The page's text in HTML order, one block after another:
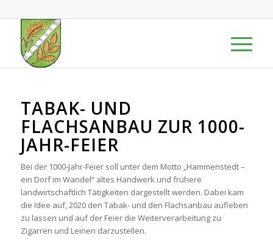
TABAK- UND
FLACHSANBAU ZUR 1000-
JAHR-FEIER
Bei der 1000-Jahr-Feier soll unter dem Motto „Hammenstedt –
ein Dorf im Wandel“ altes Handwerk und frühere
landwirtschaftlich Tätigkeiten dargestellt werden. Dabei kam
die Idee auf, 2020 den Tabak- und den Flachsanbau aufleben
zu lassen und auf der Feier die Weiterverarbeitung zu
Zigarren und Leinen darzustellen.